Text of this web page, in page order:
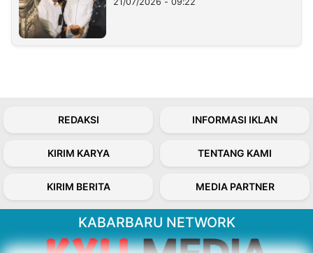
REDAKSI INFORMASI IKLAN
KIRIM KARYA TENTANG KAMI
KIRIM BERITA MEDIA PARTNER
KABARBARU NETWORK